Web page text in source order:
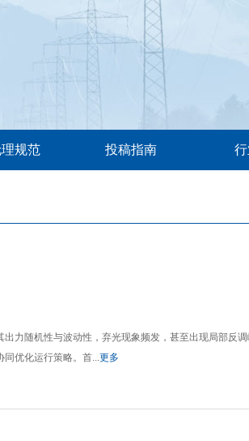
规范 投稿指南
力随机性与波动性，弃光现象频发，甚至出现局部反
同优化运行策略。首...更多